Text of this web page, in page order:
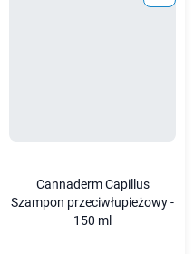
Cannaderm Capillus
Szampon przeciwłupieżowy -
150 ml